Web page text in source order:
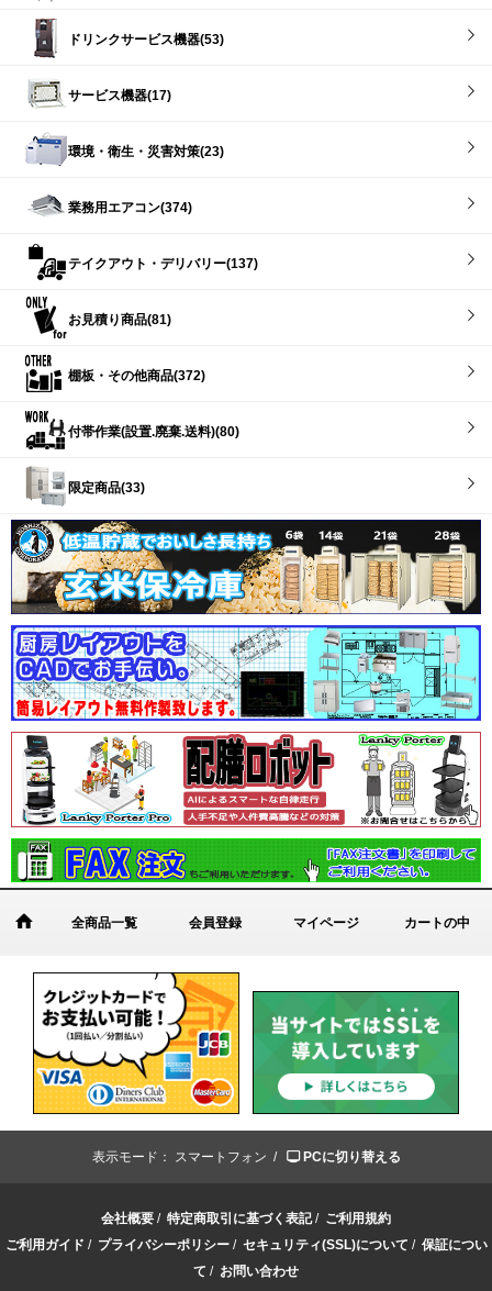
ドリンクサービス機器(53)
サービス機器(17)
環境・衛生・災害対策(23)
業務用エアコン(374)
テイクアウト・デリバリー(137)
お見積り商品(81)
棚板・その他商品(372)
付帯作業(設置.廃棄.送料)(80)
限定商品(33)
全商品一覧 会員登録 マイページ カートの中
表示モード： スマートフォン / PCに切り替える
会社概要 / 特定商取引に基づく表記/ ご利用規約
ご利用ガイド / プライバシーポリシー/ セキュリティ(SSL)について / 保証につい
て / お問い合わせ